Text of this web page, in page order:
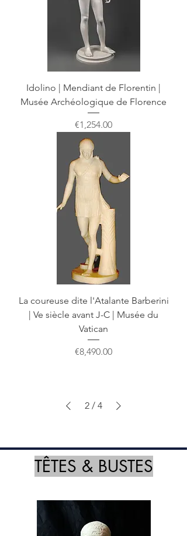
Idolino | Mendiant de Florentin |
Musée Archéologique de Florence
Price
€1,254.00
La coureuse dite l'Atalante Barberini
| Ve siècle avant J-C | Musée du
Vatican
Price
€8,490.00
2 / 4
TÊTES & BUSTES